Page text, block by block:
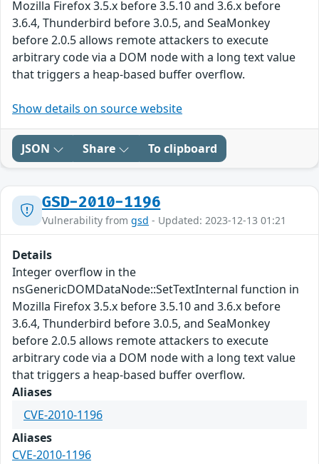
Mozilla Firefox 3.5.x before 3.5.10 and 3.6.x before
3.6.4, Thunderbird before 3.0.5, and SeaMonkey
before 2.0.5 allows remote attackers to execute
arbitrary code via a DOM node with a long text value
that triggers a heap-based buffer overflow.
Show details on source website
JSON Share To clipboard
GSD-2010-1196
Vulnerability from gsd - Updated: 2023-12-13 01:21
Details
Integer overflow in the
nsGenericDOMDataNode::SetTextInternal function in
Mozilla Firefox 3.5.x before 3.5.10 and 3.6.x before
3.6.4, Thunderbird before 3.0.5, and SeaMonkey
before 2.0.5 allows remote attackers to execute
arbitrary code via a DOM node with a long text value
that triggers a heap-based buffer overflow.
Aliases
CVE-2010-1196
Aliases
CVE-2010-1196